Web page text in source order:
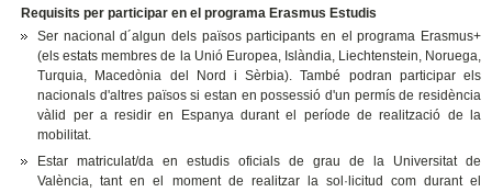
Requisits per participar en el programa Erasmus Estudis
Ser nacional d´algun dels països participants en el programa Erasmus+
(els estats membres de la Unió Europea, Islàndia, Liechtenstein, Noruega,
Turquia, Macedònia del Nord i Sèrbia). També podran participar els
nacionals d'altres països si estan en possessió d'un permís de residència
vàlid per a residir en Espanya durant el període de realització de la
mobilitat.
Estar matriculat/da en estudis oficials de grau de la Universitat de
València, tant en el moment de realitzar la sol·licitud com durant el